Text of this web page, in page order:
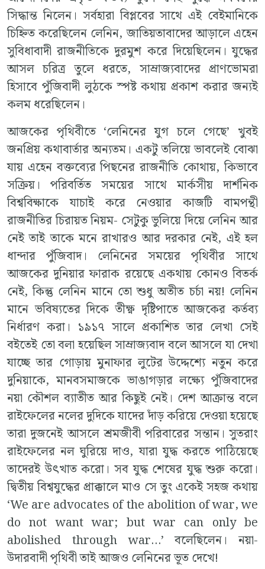
সিদ্ধান্ত নিলেন। সর্বহারা বিপ্লবের সাথে এই বেইমানিকে
চিহ্নিত করেছিলেন লেনিন, জাতিয়তাবাদের আড়ালে এহেন
সুবিধাবাদী রাজনীতিকে দুরমুশ করে দিয়েছিলেন। যুদ্ধের
আসল চরিত্র তুলে ধরতে, সাম্রাজ্যবাদের প্রাণভোমরা
হিসাবে পুঁজিবাদী লুঠকে স্পষ্ট কথায় প্রকাশ করার জন্যই
কলম ধরেছিলেন।
আজকের পৃথিবীতে ‘লেনিনের যুগ চলে গেছে’ খুবই
জনপ্রিয় কথাবার্তার অন্যতম। একটু তলিয়ে ভাবলেই বোঝা
যায় এহেন বক্তব্যের পিছনের রাজনীতি কোথায়, কিভাবে
সক্রিয়। পরিবর্তিত সময়ের সাথে মার্কসীয় দার্শনিক
বিশ্ববিক্ষাকে যাচাই করে নেওয়ার কাজটি বামপন্থী
রাজনীতির চিরায়ত নিয়ম- সেটুকু ভুলিয়ে দিয়ে লেনিন আর
নেই তাই তাকে মনে রাখারও আর দরকার নেই, এই হল
ধান্দার পুঁজিবাদ। লেনিনের সময়ের পৃথিবীর সাথে
আজকের দুনিয়ার ফারাক রয়েছে একথায় কোনও বিতর্ক
নেই, কিন্তু লেনিন মানে তো শুধু অতীত চর্চা নয়! লেনিন
মানে ভবিষ্যতের দিকে তীক্ষ্ণ দৃষ্টিপাতে আজকের কর্তব্য
নির্ধারণ করা। ১৯১৭ সালে প্রকাশিত তার লেখা সেই
বইতেই তো বলা হয়েছিল সাম্রাজ্যবাদ বলে আসলে যা দেখা
যাচ্ছে তার গোড়ায় মুনাফার লুটের উদ্দেশ্যে নতুন করে
দুনিয়াকে, মানবসমাজকে ভাঙাগড়ার লক্ষ্যে পুঁজিবাদের
নয়া কৌশল ব্যাতীত আর কিছুই নেই। দেশ আক্রান্ত বলে
রাইফেলের নলের দুদিকে যাদের দাঁড় করিয়ে দেওয়া হয়েছে
তারা দুজনেই আসলে শ্রমজীবী পরিবারের সন্তান। সুতরাং
রাইফেলের নল ঘুরিয়ে দাও, যারা যুদ্ধ করতে পাঠিয়েছে
তাদেরই উৎখাত করো। সব যুদ্ধ শেষের যুদ্ধ শুরু করো।
দ্বিতীয় বিশ্বযুদ্ধের প্রাক্কালে মাও সে তুং একেই সহজ কথায়
‘We are advocates of the abolition of war, we
do not want war; but war can only be
abolished through war…’ বলেছিলেন। নয়া-
উদারবাদী পৃথিবী তাই আজও লেনিনের ভূত দেখে!